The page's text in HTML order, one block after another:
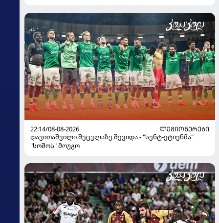
22:14/08-08-2026
ᲚᲔᲒᲘᲝᲜᲔᲠᲔᲑᲘ
დავითაშვილი შეცვლაზე შევიდა - "სენტ-ეტიენმა"
"სოშოს" მოუგო